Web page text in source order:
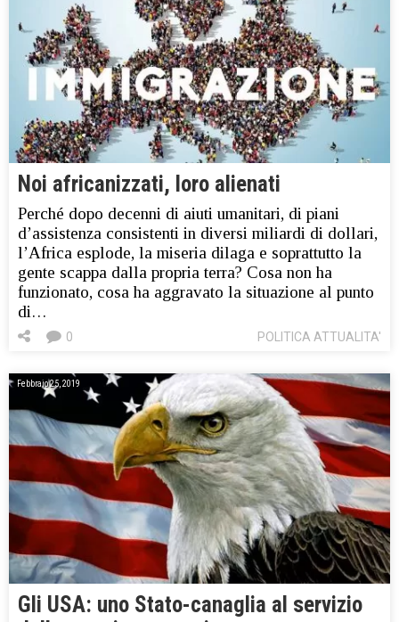
Noi africanizzati, loro alienati
Perché dopo decenni di aiuti umanitari, di piani
d’assistenza consistenti in diversi miliardi di dollari,
l’Africa esplode, la miseria dilaga e soprattutto la
gente scappa dalla propria terra? Cosa non ha
funzionato, cosa ha aggravato la situazione al punto
di…
POLITICA ATTUALITA'
0
Febbraio 25, 2019
Gli USA: uno Stato-canaglia al servizio